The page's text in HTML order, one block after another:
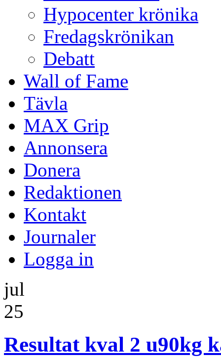
Hypocenter krönika
Fredagskrönikan
Debatt
Wall of Fame
Tävla
MAX Grip
Annonsera
Donera
Redaktionen
Kontakt
Journaler
Logga in
jul
25
Resultat kval 2 u90kg